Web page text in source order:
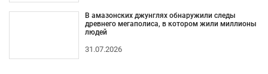
В амазонских джунглях обнаружили следы
древнего мегаполиса, в котором жили миллионы
людей
31.07.2026